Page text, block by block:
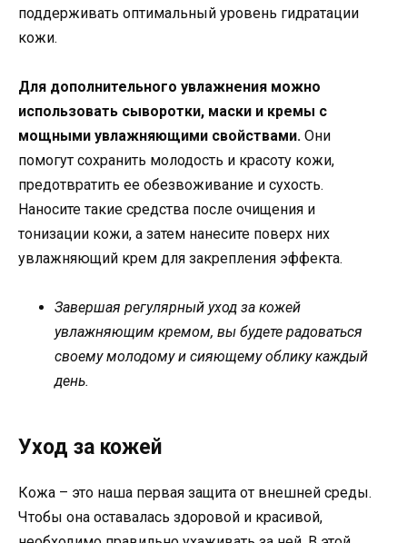
поддерживать оптимальный уровень гидратации
кожи.
Для дополнительного увлажнения можно
использовать сыворотки, маски и кремы с
мощными увлажняющими свойствами. Они
помогут сохранить молодость и красоту кожи,
предотвратить ее обезвоживание и сухость.
Наносите такие средства после очищения и
тонизации кожи, а затем нанесите поверх них
увлажняющий крем для закрепления эффекта.
Завершая регулярный уход за кожей
увлажняющим кремом, вы будете радоваться
своему молодому и сияющему облику каждый
день.
Уход за кожей
Кожа – это наша первая защита от внешней среды.
Чтобы она оставалась здоровой и красивой,